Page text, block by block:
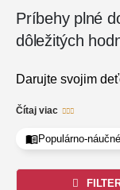
Príbehy plné
dôležitých
Darujte svojim
celý život. Knihy
Tatran citlivo
autorov
Čítaj viac
Populárno-